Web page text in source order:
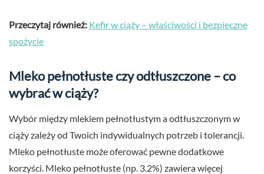
Przeczytaj również: Kefir w ciąży – właściwości i bezpieczne
spożycie
Mleko pełnotłuste czy odtłuszczone – co
wybrać w ciąży?
Wybór między mlekiem pełnotłustym a odtłuszczonym w
ciąży zależy od Twoich indywidualnych potrzeb i tolerancji.
Mleko pełnotłuste może oferować pewne dodatkowe
korzyści. Mleko pełnotłuste (np. 3.2%) zawiera więcej